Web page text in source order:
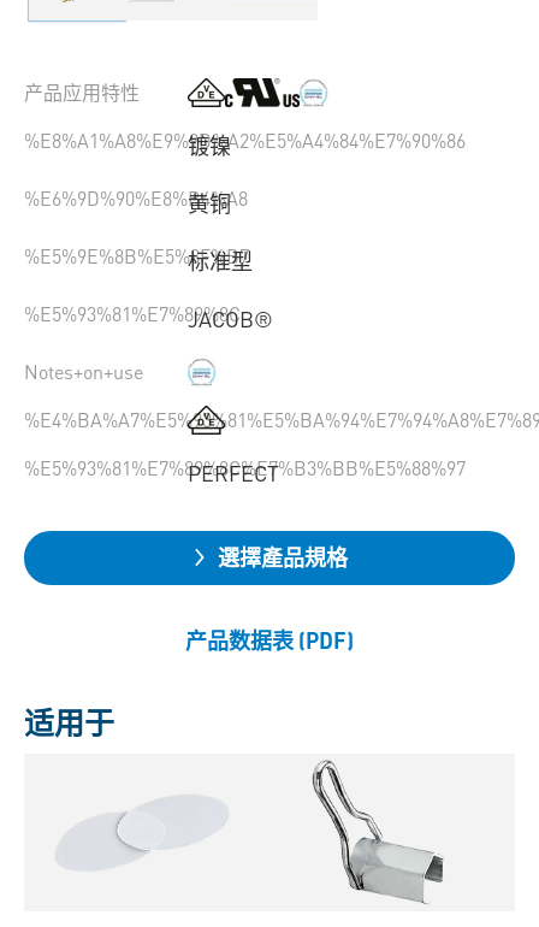
产品应用特性
%E8%A1%A8%E9%9D%A2%E5%A4%84%E7%90%86
镀镍
%E6%9D%90%E8%B4%A8
黄铜
%E5%9E%8B%E5%8F%B7
标准型
%E5%93%81%E7%89%8C
JACOB®
Notes+on+use
%E5%93%81%E7%89%8C%E7%B3%BB%E5%88%97
PERFECT
選擇產品規格
产品数据表 (PDF)
适用于